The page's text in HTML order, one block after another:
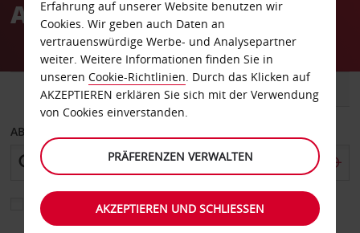
AvisAutovermietung Pirna
FAHRZEUG TRANSPORTER
ABHOLEN VON
Eine andere Rückgabestation auswählen
Erfahrung auf unserer Website benutzen wir
Cookies. Wir geben auch Daten an
vertrauenswürdige Werbe- und Analysepartner
weiter. Weitere Informationen finden Sie in
unseren Cookie-Richtlinien. Durch das Klicken auf
AKZEPTIEREN erklären Sie sich mit der Verwendung
von Cookies einverstanden.
PRÄFERENZEN VERWALTEN
AKZEPTIEREN UND SCHLIESSEN